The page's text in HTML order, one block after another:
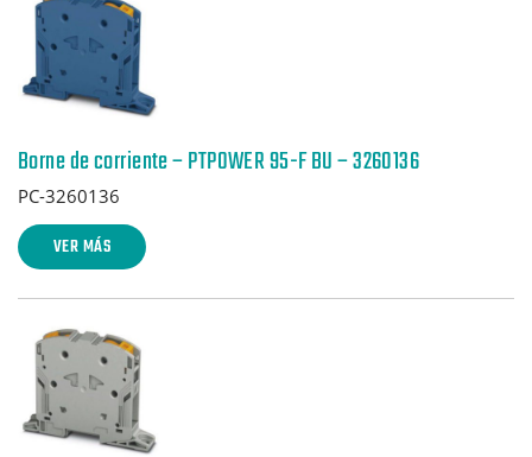
Borne de corriente – PTPOWER 95-F BU – 3260136
PC-3260136
VER MÁS